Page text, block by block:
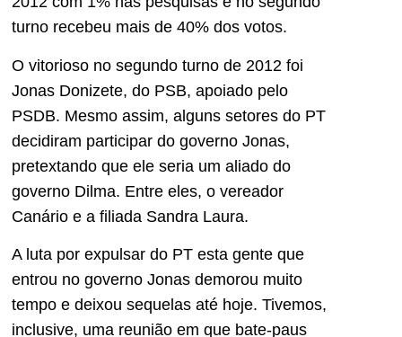
turno recebeu mais de 40% dos votos.
O vitorioso no segundo turno de 2012 foi
Jonas Donizete, do PSB, apoiado pelo
PSDB. Mesmo assim, alguns setores do PT
decidiram participar do governo Jonas,
pretextando que ele seria um aliado do
governo Dilma. Entre eles, o vereador
Canário e a filiada Sandra Laura.
A luta por expulsar do PT esta gente que
entrou no governo Jonas demorou muito
tempo e deixou sequelas até hoje. Tivemos,
inclusive, uma reunião em que bate-paus